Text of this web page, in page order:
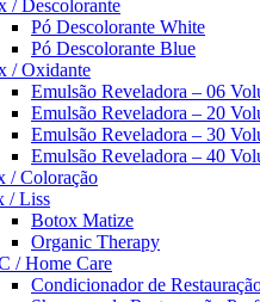
/ Descolorante
Pó Descolorante White
Pó Descolorante Blue
/ Oxidante
Emulsão Reveladora – 06
Emulsão Reveladora – 20
Emulsão Reveladora – 30
Emulsão Reveladora – 40
/ Coloração
/ Liss
Botox Matize
Organic Therapy
/ Home Care
Condicionador de